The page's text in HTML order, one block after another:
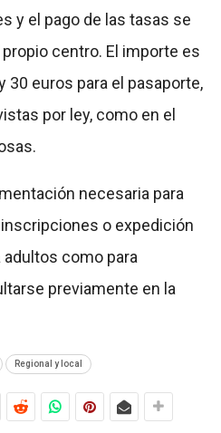
y el pago de las tasas se
centro. El importe es
30 euros para el pasaporte,
por ley, como en el
necesaria para
o expedición
adultos como para
previamente en la
Regional y local